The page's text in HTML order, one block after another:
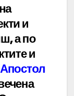
и
а по
и